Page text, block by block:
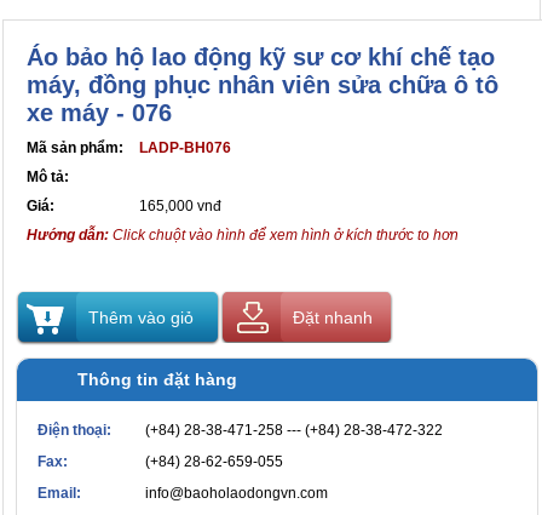
Áo bảo hộ lao động kỹ sư cơ khí chế tạo
máy, đồng phục nhân viên sửa chữa ô tô
xe máy - 076
Mã sản phẩm:
LADP-BH076
Mô tả:
Giá:
165,000 vnđ
Hướng dẫn: Click chuột vào hình để xem hình ở kích thước to hơn
Thêm vào giỏ Đặt nhanh
Thông tin đặt hàng
Điện thoại:
(+84) 28-38-471-258 --- (+84) 28-38-472-322
Fax:
(+84) 28-62-659-055
Email:
info@baoholaodongvn.com